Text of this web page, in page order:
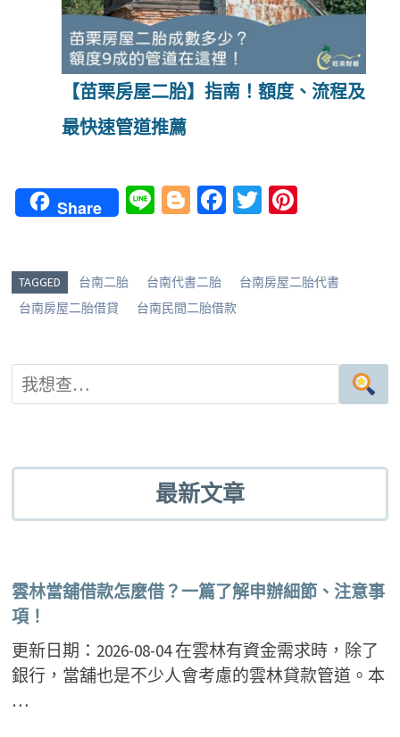
【苗栗房屋二胎】指南！額度、流程及
最快速管道推薦
Share
Li Bl
g
er
Fa
o
o
T
er es
TAGGED 台南二胎 台南代書二胎
台南房屋二胎代書
台南房屋二胎借貸
台南民間二胎借款
最新文章
雲林當舖借款怎麼借？一篇了解申辦細節、注意事
項！
更新日期：2026-08-04 在雲林有資金需求時，除了
銀行，當舖也是不少人會考慮的雲林貸款管道。本
…